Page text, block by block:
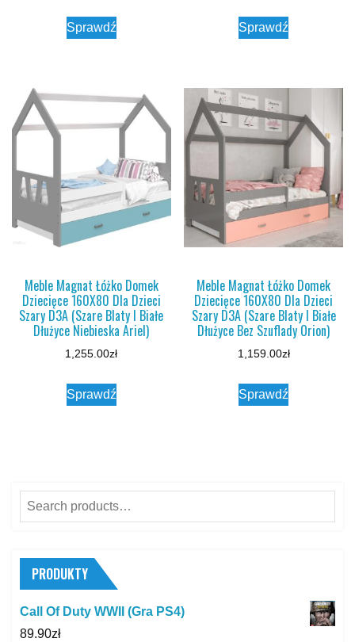
Sprawdź Sprawdź
Meble Magnat Łóżko Domek
Dziecięce 160X80 Dla Dzieci
Szary D3A (Szare Blaty I Białe
Dłużyce Niebieska Ariel)
1,255.00zł
Sprawdź
Meble Magnat Łóżko Domek
Dziecięce 160X80 Dla Dzieci
Szary D3A (Szare Blaty I Białe
Dłużyce Bez Szuflady Orion)
1,159.00zł
Sprawdź
Search
for:
PRODUKTY
Call Of Duty WWII (Gra PS4)
89.90zł